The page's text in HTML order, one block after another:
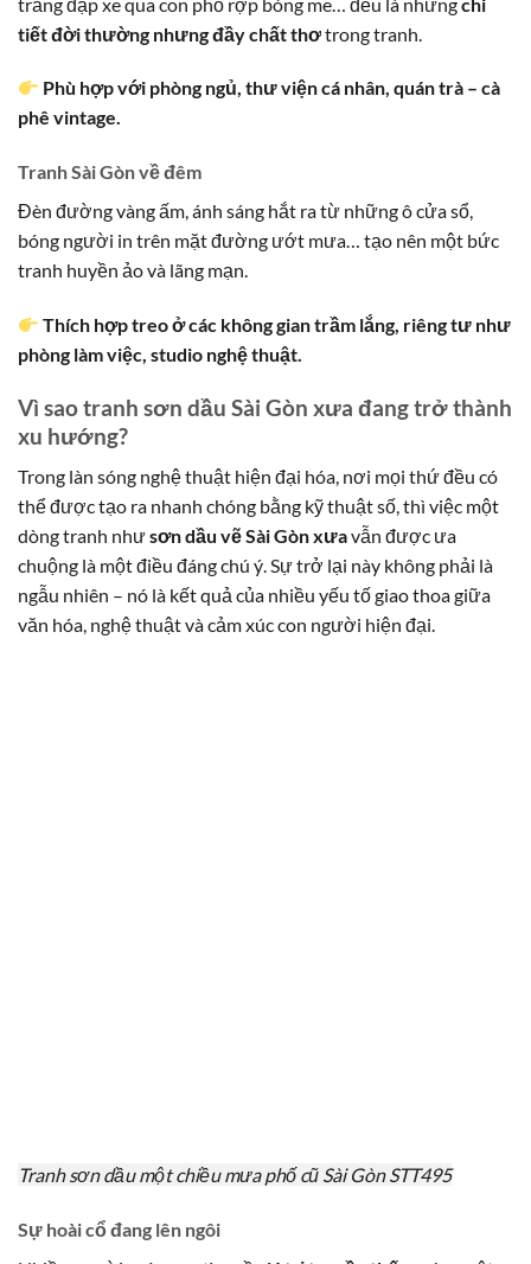
tiết đời thường nhưng đầy chất thơtrong tranh.
Phù hợp với phòng ngủ, thư viện cá nhân, quán trà – cà
phê vintage.
Tranh Sài Gòn về đêm
Đèn đường vàng ấm, ánh sáng hắt ra từ những ô cửa sổ,
bóng người in trên mặt đường ướt mưa… tạo nên một bức
tranh huyền ảo và lãng mạn.
Thích hợp treo ở các không gian trầm lắng, riêng tư như
phòng làm việc, studio nghệ thuật.
Vì sao tranh sơn dầu Sài Gòn xưa đang trở thành
xu hướng?
Trong làn sóng nghệ thuật hiện đại hóa, nơi mọi thứ đều có
thể được tạo ra nhanh chóng bằng kỹ thuật số, thì việc một
dòng tranh nhưsơn dầu vẽ Sài Gòn xưavẫn được ưa
chuộng là một điều đáng chú ý. Sự trở lại này không phải là
ngẫu nhiên – nó là kết quả của nhiều yếu tố giao thoa giữa
văn hóa, nghệ thuật và cảm xúc con người hiện đại.
Tranh sơn dầu một chiều mưa phố cũ Sài Gòn STT495
Sự hoài cổ đang lên ngôi